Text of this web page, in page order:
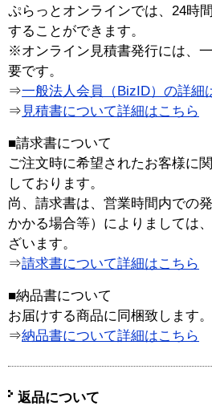
ぷらっとオンラインでは、24時
することができます。
※オンライン見積書発行には、
要です。
⇒一般法人会員（BizID）の詳細
⇒ 見積書について詳細はこちら
■請求書について
ご注文時に希望されたお客様に
しております。
尚、請求書は、営業時間内での
かかる場合等）によりましては
ざいます。
⇒請求書について詳細はこちら
■納品書について
お届けする商品に同梱致します。
⇒納品書について詳細はこちら
返品について